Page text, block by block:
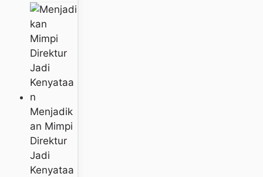
Menjadik
An Mimpi
Direktur
Jadi
Kenyataa